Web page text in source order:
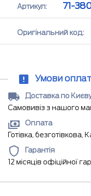
Артикул: 71-
Оригінальний код:
Умови
Доставка по Києву
Самовивіз з нашого
Оплата
Готівка,
Гарантія
12 місяців офіційної